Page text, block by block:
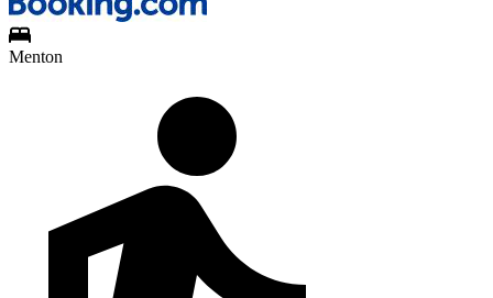
Menton